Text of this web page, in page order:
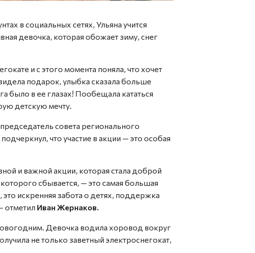
в социальных сетях, Ульяна учится
девочка, которая обожает зиму, снег
и с этого момента поняла, что хочет
подарок, улыбка сказала больше
было в ее глазах! Пообещала кататься
детскую мечту.
совета регионального
что участие в акции — это особая
и важной акции, которая стала доброй
сбывается, — это самая большая
искренняя забота о детях, поддержка
отметил Иван Жернаков.
Девочка водила хоровод вокруг
не только заветный электроснегокат,